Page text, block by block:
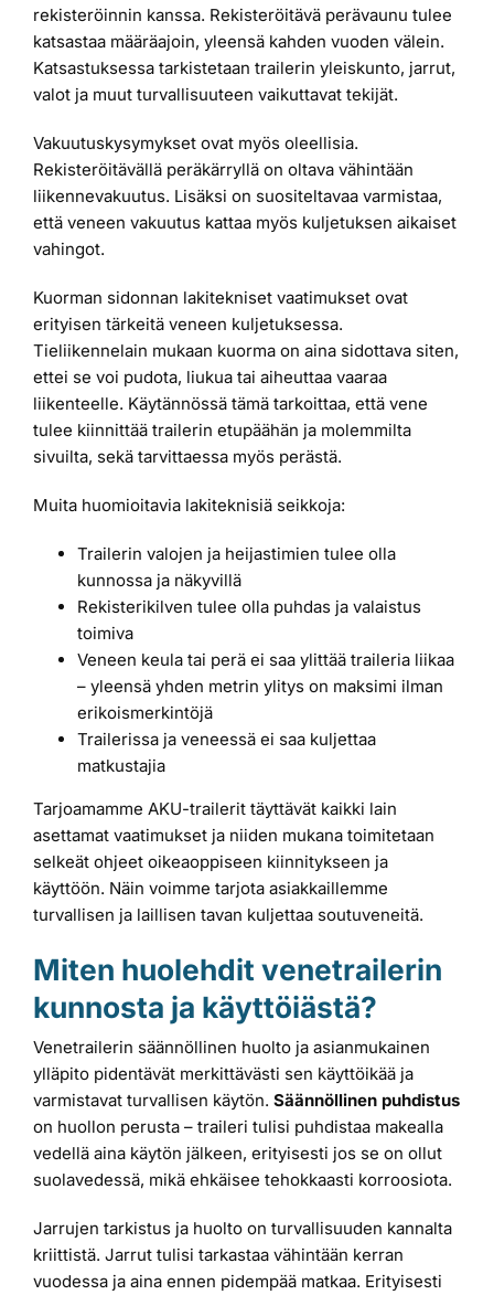
rekisteröinnin kanssa. Rekisteröitävä perävaunu tulee
katsastaa määräajoin, yleensä kahden vuoden välein.
Katsastuksessa tarkistetaan trailerin yleiskunto, jarrut,
valot ja muut turvallisuuteen vaikuttavat tekijät.
Vakuutuskysymykset ovat myös oleellisia.
Rekisteröitävällä peräkärryllä on oltava vähintään
liikennevakuutus. Lisäksi on suositeltavaa varmistaa,
että veneen vakuutus kattaa myös kuljetuksen aikaiset
vahingot.
Kuorman sidonnan lakitekniset vaatimukset ovat
erityisen tärkeitä veneen kuljetuksessa.
Tieliikennelain mukaan kuorma on aina sidottava siten,
ettei se voi pudota, liukua tai aiheuttaa vaaraa
liikenteelle. Käytännössä tämä tarkoittaa, että vene
tulee kiinnittää trailerin etupäähän ja molemmilta
sivuilta, sekä tarvittaessa myös perästä.
Muita huomioitavia lakiteknisiä seikkoja:
Trailerin valojen ja heijastimien tulee olla
kunnossa ja näkyvillä
Rekisterikilven tulee olla puhdas ja valaistus
toimiva
Veneen keula tai perä ei saa ylittää traileria liikaa
– yleensä yhden metrin ylitys on maksimi ilman
erikoismerkintöjä
Trailerissa ja veneessä ei saa kuljettaa
matkustajia
Tarjoamamme AKU-trailerit täyttävät kaikki lain
asettamat vaatimukset ja niiden mukana toimitetaan
selkeät ohjeet oikeaoppiseen kiinnitykseen ja
käyttöön. Näin voimme tarjota asiakkaillemme
turvallisen ja laillisen tavan kuljettaa soutuveneitä.
Miten huolehdit venetrailerin
kunnosta ja käyttöiästä?
Venetrailerin säännöllinen huolto ja asianmukainen
ylläpito pidentävät merkittävästi sen käyttöikää ja
varmistavat turvallisen käytön. Säännöllinen puhdistus
on huollon perusta – traileri tulisi puhdistaa makealla
vedellä aina käytön jälkeen, erityisesti jos se on ollut
suolavedessä, mikä ehkäisee tehokkaasti korroosiota.
Jarrujen tarkistus ja huolto on turvallisuuden kannalta
kriittistä. Jarrut tulisi tarkastaa vähintään kerran
vuodessa ja aina ennen pidempää matkaa. Erityisesti